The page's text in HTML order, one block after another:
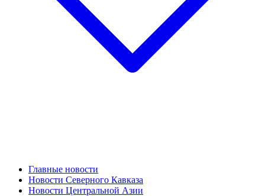
Главные новости
Новости Северного Кавказа
Новости Центральной Азии